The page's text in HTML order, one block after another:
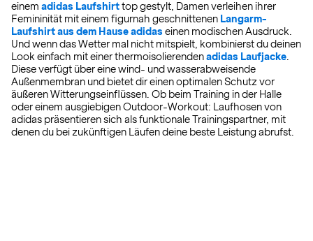
einem adidas Laufshirttop gestylt, Damen verleihen ihrer
Femininität mit einem figurnah geschnittenen Langarm-
Laufshirt aus dem Hause adidas einen modischen Ausdruck.
Und wenn das Wetter mal nicht mitspielt, kombinierst du deinen
Look einfach mit einer thermoisolierendenadidas Laufjacke
Diese verfügt über eine wind- und wasserabweisende
Außenmembran und bietet dir einen optimalen Schutz vor
äußeren Witterungseinflüssen. Ob beim Training in der Halle
oder einem ausgiebigen Outdoor-Workout: Laufhosen von
adidas präsentieren sich als funktionale Trainingspartner, mit
denen du bei zukünftigen Läufen deine beste Leistung abrufst.